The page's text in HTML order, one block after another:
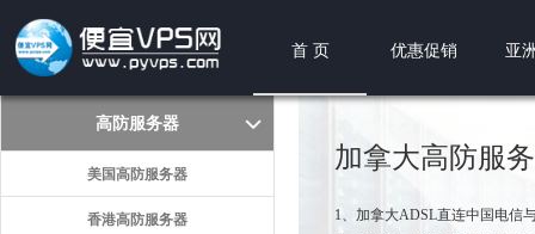
首 页 优惠促销 亚
高防服务器
美国高防服务器
香港高防服务器
加拿大高防服
1、加拿大ADSL直连中国电信